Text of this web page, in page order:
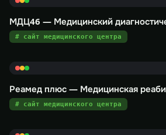
МДЦ46 — Медицинский
# сайт медицинского центра
Реамед плюс — Медицинская
# сайт медицинского центра